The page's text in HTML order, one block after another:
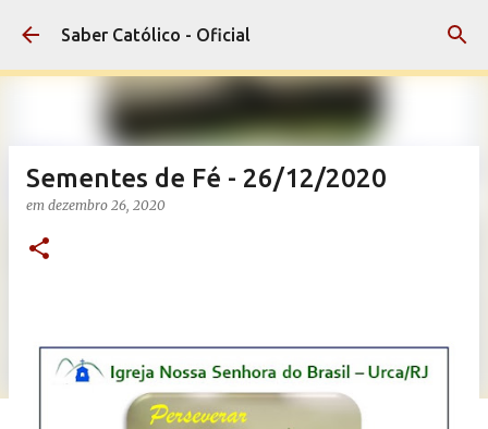
Pular para o conteúdo principal
Saber Católico - Oficial
Sementes de Fé - 26/12/2020
em dezembro 26, 2020